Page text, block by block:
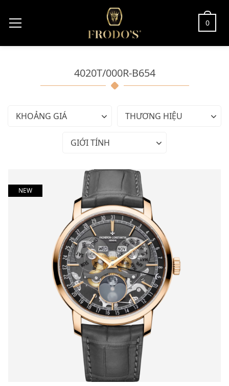
0
4020T/000R-B654
KHOẢNG GIÁ THƯƠNG HIỆU
GIỚI TÍNH
NEW